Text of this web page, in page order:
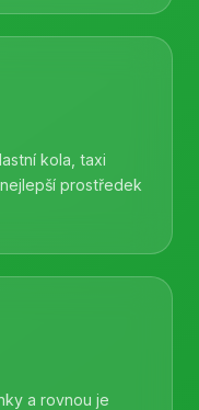
kola, taxi
prostředek
a rovnou je